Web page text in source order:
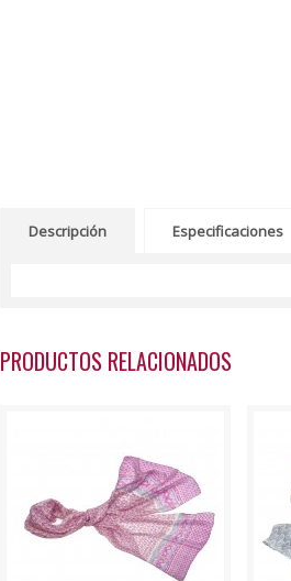
Descripción Especificaciones
PRODUCTOS RELACIONADOS
..